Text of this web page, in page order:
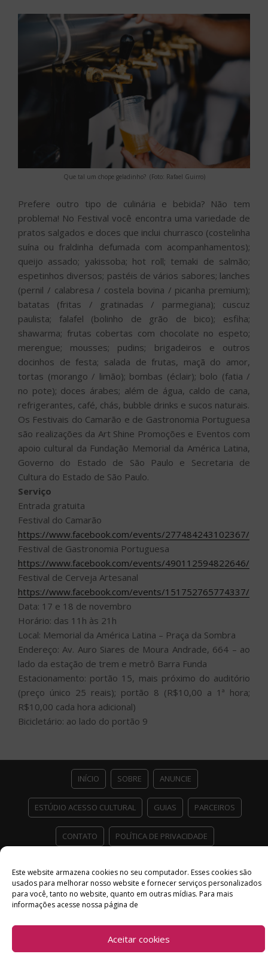
Este website armazena cookies no seu computador. Esses cookies são
usados ​​para melhorar nosso website e fornecer serviços personalizados
para você, tanto no website, quanto em outras mídias. Para mais
informações acesse nossa página de
Aceitar cookies
Que tal um chope geladinho? (Foto: Rafael Guirro)
Prefere outro tipo de culinária e bebida? Não tem
problema! No Festival você encontra uma variedade de
pratos salgados e doces que inclui churrasco (costelinha
suína ou fraldinha defumada com acompanhamentos);
queijo assado; yakissoba; hot roll; temaki de salmão;
espetinhos diversos; pastéis de vários sabores; lanches
(pernil / calabresa / costela bovina / picanha premium);
batatas (fritas / gratinadas / parmegiana); cuscuz
paulista; falafel (bolinho de grão de bico); esfiha;
shawarma; frutas cobertas com chocolate no espeto;
merengue; mousses; pudins; brigadeiros e outros
docinhos de festa; salada de frutas, maçã do amor,
tortas (morango / limão); bombas (éclair); bolo (fatia /
no pote); doces árabes; além de água, caldo de cana,
refrigerantes, café, chás, bubble drinks e sucos naturais.
Os Festivais do Camarão e de Gastronomia Portuguesa
são realizações da Art Shine Promoções e Eventos com
apoio cultural da Fundação Memorial da América Latina,
Governo do Estado de São Paulo e Secretaria de
Cultura do Estado de São Paulo.
Serviço
Entrada gratuita
Festival do Camarão
https://www.facebook.com/events/277484243102367/
Festival de Gastronomia Portuguesa
https://www.facebook.com/events/490112594822646/
Festival de Cerveja Artesanal
https://www.facebook.com/events/151752765774337/
Data: 17 e 18 de novembro
Horário: das 11h às 21h
Local: Memorial da América Latina – Praça da Sombra
Endereço: Av. Auro Siares de Moura Andrade, 664 – ao
lado da estação de trem e metrô Barra Funda
Estacionamento: portão 15, mais próximo do auditório
(preço único 25 reais); portão 8 (R$10,00 a 1ª hora;
R$10,00 cada hora adicional)
Bicicletário: ao lado do portão 9
INÍCIO SOBRE ANUNCIE
ESTÚDIO ACESSO CULTURAL GUIAS PARCEIROS
CONTATO POLÍTICA DE PRIVACIDADE
Copyright© 2026 Acesso Cultural - Arte, Cultura Pop e Entretenimento
Desenvolvido porDel Vieira